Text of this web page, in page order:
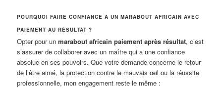
POURQUOI FAIRE CONFIANCE À UN MARABOUT AFRICAIN AVEC
PAIEMENT AU RÉSULTAT ?
Opter pour unmarabout africain paiement après résultat, c’est
s’assurer de collaborer avec un maître qui a une confiance
absolue en ses pouvoirs. Que votre demande concerne le retour
de l’être aimé, la protection contre le mauvais œil ou la réussite
professionnelle, mon engagement reste le même :